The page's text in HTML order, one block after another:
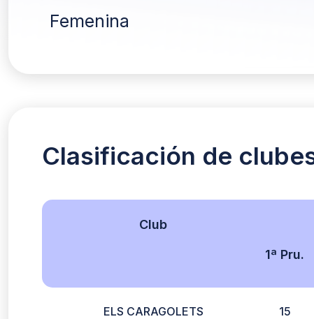
Femenina
Clasificación de
Club
1ª Pru.
ELS CARAGOLETS 15